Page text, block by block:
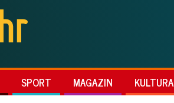
SPORT MAGAZIN KULTURA